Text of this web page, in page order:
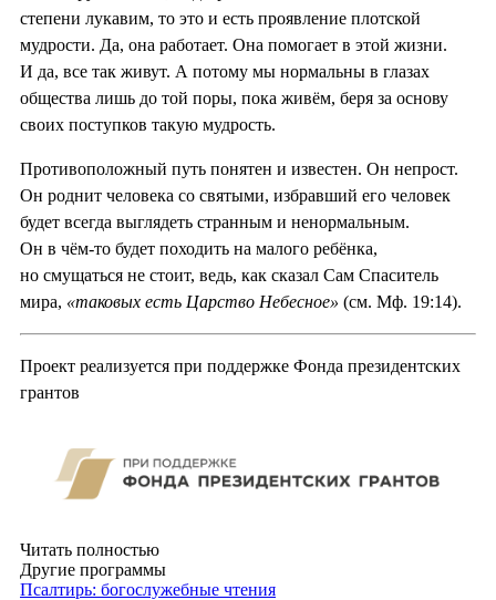
степени лукавим, то это и есть проявление плотской
мудрости. Да, она работает. Она помогает в этой жизни.
И да, все так живут. А потому мы нормальны в глазах
общества лишь до той поры, пока живём, беря за основу
своих поступков такую мудрость.
Противоположный путь понятен и известен. Он непрост.
Он роднит человека со святыми, избравший его человек
будет всегда выглядеть странным и ненормальным.
Он в чём-то будет походить на малого ребёнка,
но смущаться не стоит, ведь, как сказал Сам Спаситель
мира, «таковых есть Царство Небесное» (см. Мф. 19:14).
Проект реализуется при поддержке Фонда президентских
грантов
Читать полностью
Другие программы
Псалтирь: богослужебные чтения